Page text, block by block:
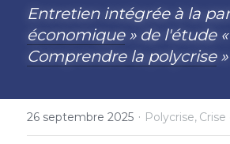
Entretien intégrée à la
économique
» de l'étude «
Comprendre la polycrise »
26 septembre 2025 · Polycrise,